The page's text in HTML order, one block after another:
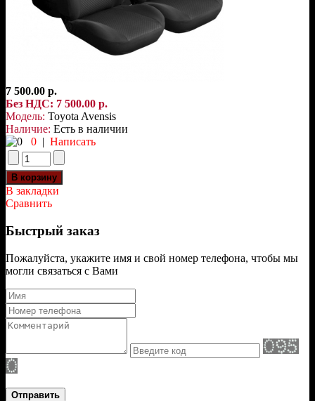
7 500.00 р.
Без НДС: 7 500.00 р.
Модель: Toyota Avensis
Наличие: Есть в наличии
0 | Написать
В закладки
Сравнить
Быстрый заказ
Пожалуйста, укажите имя и свой номер телефона, чтобы мы
могли связаться с Вами
Отправить